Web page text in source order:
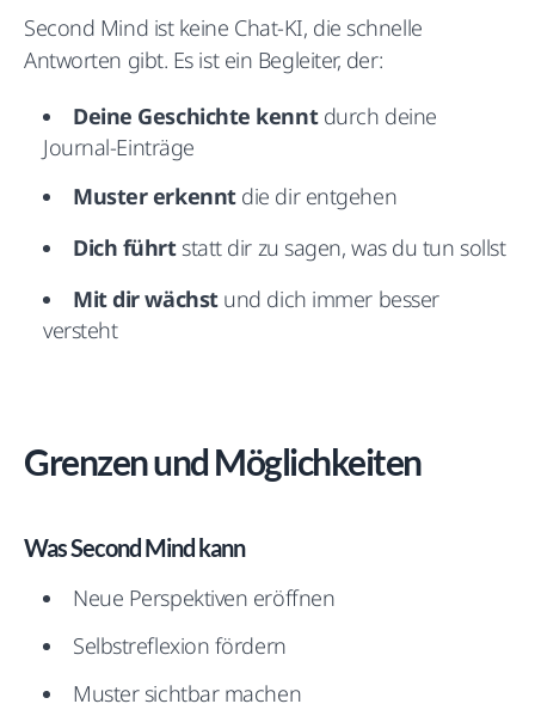
Second Mind ist keine Chat-KI, die schnelle
Antworten gibt. Es ist ein Begleiter, der:
Deine Geschichte kenntdurch deine
Journal-Einträge
Muster erkenntdie dir entgehen
Dich führtstatt dir zu sagen, was du tun sollst
Mit dir wächstund dich immer besser
versteht
Grenzen und Möglichkeiten
Was Second Mind kann
Neue Perspektiven eröffnen
Selbstreflexion fördern
Muster sichtbar machen